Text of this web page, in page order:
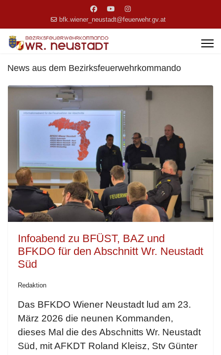
bfk.wiener_neustadt@feuerwehr.gv.at
News aus dem Bezirksfeuerwehrkommando
Infoabend zu BFÜST, BAZ und
BFKDO für den Abschnitt Wr. Neustadt
Süd
Redaktion
Das BFKDO Wiener Neustadt lud am 23.
März 2026 die neunen Kommanden,
dieses Mal die des Abschnitts Wr. Neustadt
Süd, mit AFKDT Roland Kleisz, Stv Günter